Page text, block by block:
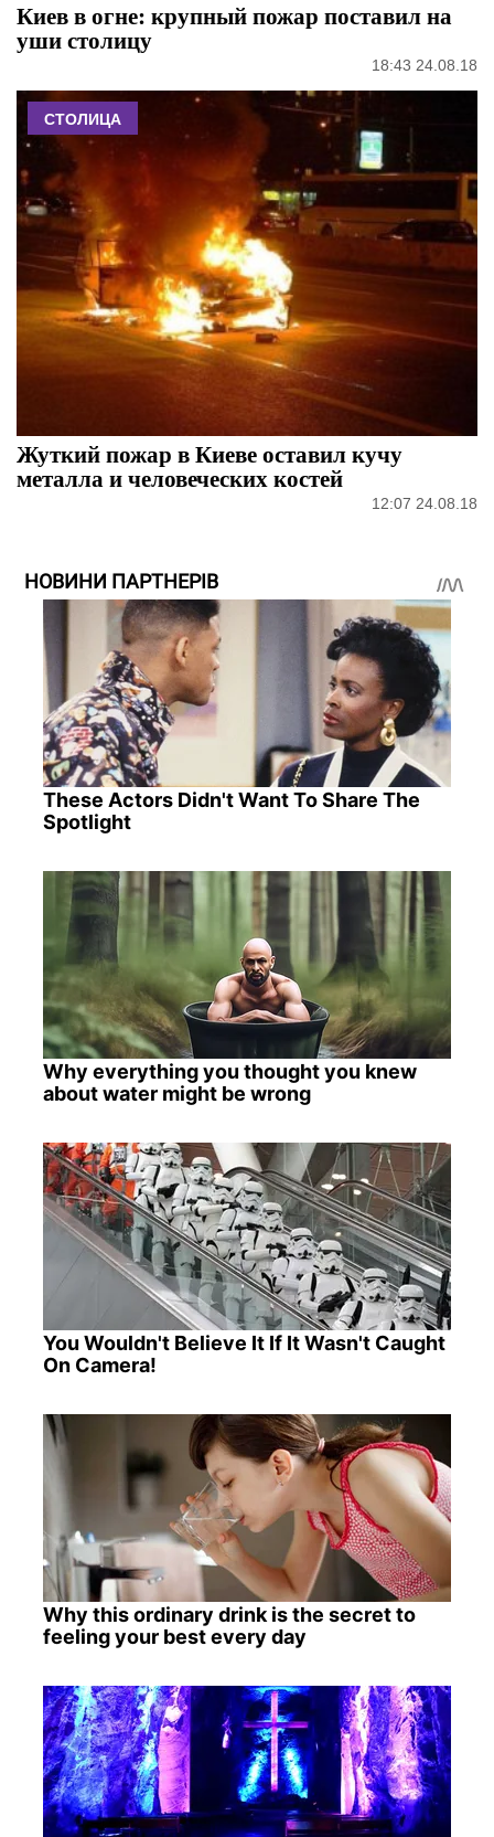
Киев в огне: крупный пожар поставил на
уши столицу
18:43 24.08.18
СТОЛИЦА
Жуткий пожар в Киеве оставил кучу
металла и человеческих костей
12:07 24.08.18
НОВИНИ ПАРТНЕРІВ
These Actors Didn't Want To Share The
Spotlight
Why everything you thought you knew
about water might be wrong
You Wouldn't Believe It If It Wasn't Caught
On Camera!
Why this ordinary drink is the secret to
feeling your best every day